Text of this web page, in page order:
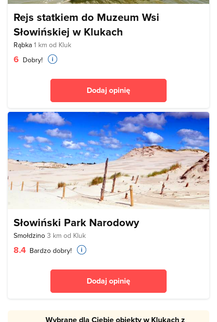
Rejs statkiem do Muzeum Wsi
Słowińskiej w Klukach
Rąbka 1 km od Kluk
6 Dobry!
Dodaj opinię
Słowiński Park Narodowy
Smołdzino 3 km od Kluk
8.4 Bardzo dobry!
Dodaj opinię